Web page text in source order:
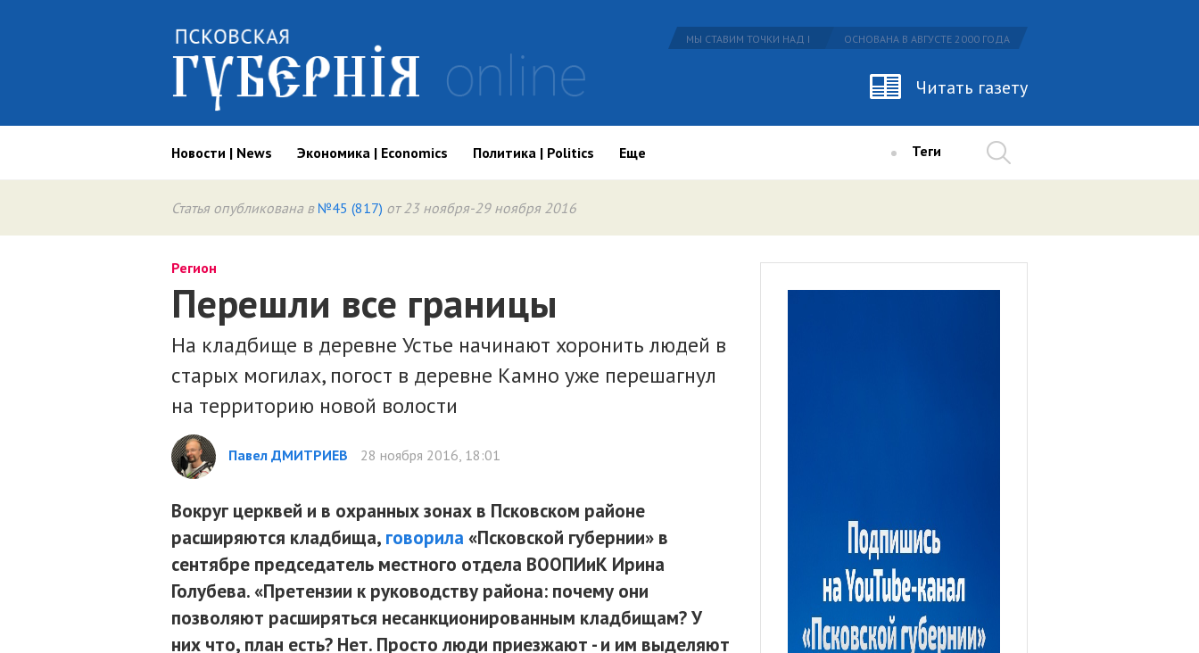
МЫ СТАВИМ ТОЧКИ НАД I ОСНОВАНА В АВГУСТЕ 2000 ГОДА
Читать газету
Новости | News Экономика | Economics Политика | Politics Еще Теги
Статья опубликована в №45 (817) от 23 ноября-29 ноября 2016
Регион
Перешли все границы
На кладбище в деревне Устье начинают хоронить людей в
старых могилах, погост в деревне Камно уже перешагнул
на территорию новой волости
Павел ДМИТРИЕВ 28 ноября 2016, 18:01
Вокруг церквей и в охранных зонах в Псковском районе
расширяются кладбища, говорила «Псковской губернии» в
сентябре председатель местного отдела ВООПИиК Ирина
Голубева. «Претензии к руководству района: почему они
позволяют расширяться несанкционированным кладбищам? У
них что, план есть? Нет. Просто люди приезжают - и им выделяют